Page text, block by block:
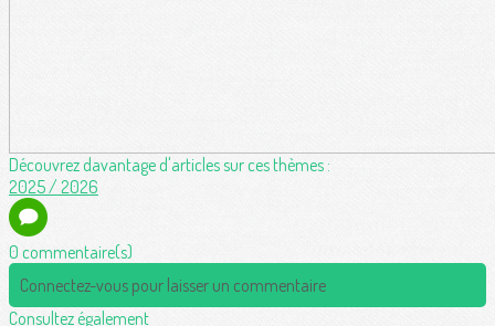
Découvrez davantage d'articles sur ces thèmes :
2025 / 2026
0 commentaire(s)
Connectez-vous pour laisser un commentaire
Consultez également